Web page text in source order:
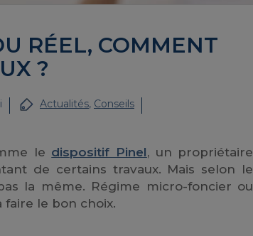
RÉEL, COMMENT
?
Actualités, Conseils
le dispositif Pinel, un propriétaire
de certains travaux. Mais selon le
la même. Régime micro-foncier ou
faire le bon choix.